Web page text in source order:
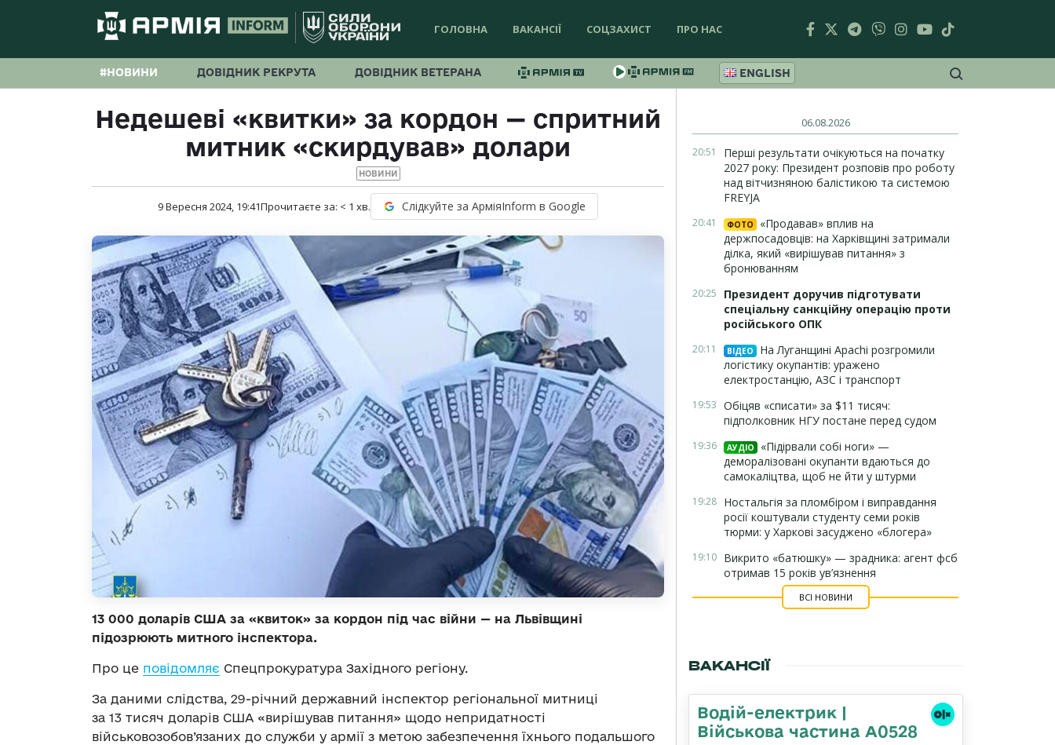
ГОЛОВНА ВАКАНСІЇ СОЦЗАХИСТ ПРО НАС
#НОВИНИ ДОВІДНИК РЕКРУТА ДОВІДНИК ВЕТЕРАНА ENGLISH
Недешеві «квитки» за кордон — спритний
митник «скирдував» долари
НОВИНИ
9 Вересня 2024, 19:41Прочитаєте за: < 1 хв. Слідкуйте за АрміяInform в Google
13 000 доларів США за «квиток» за кордон під час війни — на Львівщині
підозрюють митного інспектора.
Про це повідомляє Спецпрокуратура Західного регіону.
За даними слідства, 29-річний державний інспектор регіональної митниці
за 13 тисяч доларів США «вирішував питання» щодо непридатності
військовозобов’язаних до служби у армії з метою забезпечення їхнього подальшого
06.08.2026
20:51
Перші результати очікуються на початку
2027 року: Президент розповів про роботу
над вітчизняною балістикою та системою
FREYJA
20:41 ФОТО
«Продавав» вплив на
держпосадовців: на Харківщині затримали
ділка, який «вирішував питання» з
бронюванням
20:25
Президент доручив підготувати
спеціальну санкційну операцію проти
російського ОПК
20:11 ВІДЕО
На Луганщині Apachi розгромили
логістику окупантів: уражено
електростанцію, АЗС і транспорт
19:53 Обіцяв «списати» за $11 тисяч:
підполковник НГУ постане перед судом
19:36 АУДІО
«Підірвали собі ноги» —
деморалізовані окупанти вдаються до
самокаліцтва, щоб не йти у штурми
19:28 Ностальгія за пломбіром і виправдання
росії коштували студенту семи років
тюрми: у Харкові засуджено «блогера»
19:10 Викрито «батюшку» — зрадника: агент фсб
отримав 15 років ув’язнення
ВСІ НОВИНИ
ВАКАНСІЇ
Водій-електрик |
Військова частина А0528